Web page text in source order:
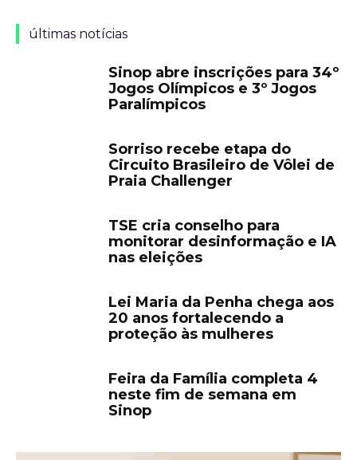
últimas notícias
Sinop abre inscrições para 34º
Jogos Olímpicos e 3º Jogos
Paralímpicos
Sorriso recebe etapa do
Circuito Brasileiro de Vôlei de
Praia Challenger
TSE cria conselho para
monitorar desinformação e IA
nas eleições
Lei Maria da Penha chega aos
20 anos fortalecendo a
proteção às mulheres
Feira da Família completa 4
neste fim de semana em
Sinop